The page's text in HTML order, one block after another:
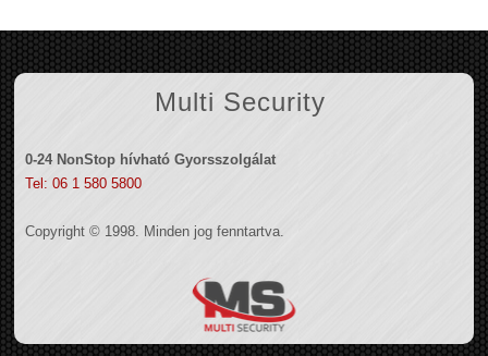
Multi Security
0-24 NonStop hívható Gyorsszolgálat
Tel: 06 1 580 5800
Copyright © 1998. Minden jog fenntartva.